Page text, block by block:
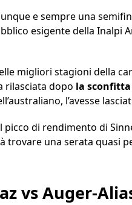
e sempre una
esigente della Inalpi
migliori stagioni della
rilasciata dopo la
l’avesse
picco di rendimento di
trovare una serata quasi
vs Auger-